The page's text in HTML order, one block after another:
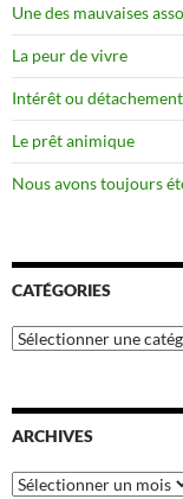
Une des mauvaises
La peur de vivre
Intérêt ou
Le prêt animique
Nous avons toujours
CATÉGORIES
Catégories
ARCHIVES
Archives